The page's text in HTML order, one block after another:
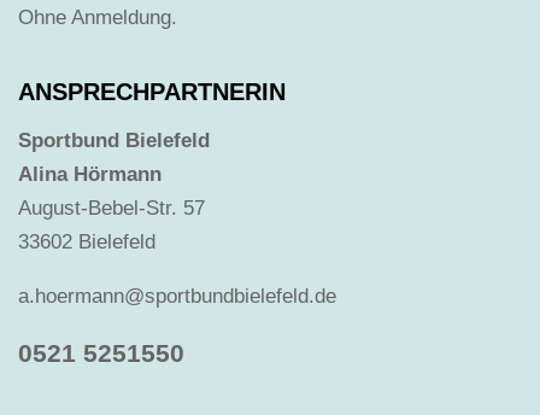
Ohne Anmeldung.
ANSPRECHPARTNERIN
Sportbund Bielefeld
Alina Hörmann
August-Bebel-Str. 57
33602 Bielefeld
a.hoermann@sportbundbielefeld.de
0521 5251550